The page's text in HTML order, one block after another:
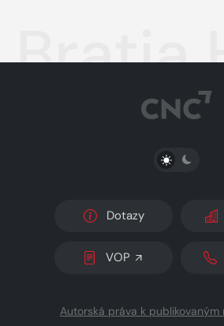
Bratia
Dotazy
VOP
Autorská práva k publikovaným